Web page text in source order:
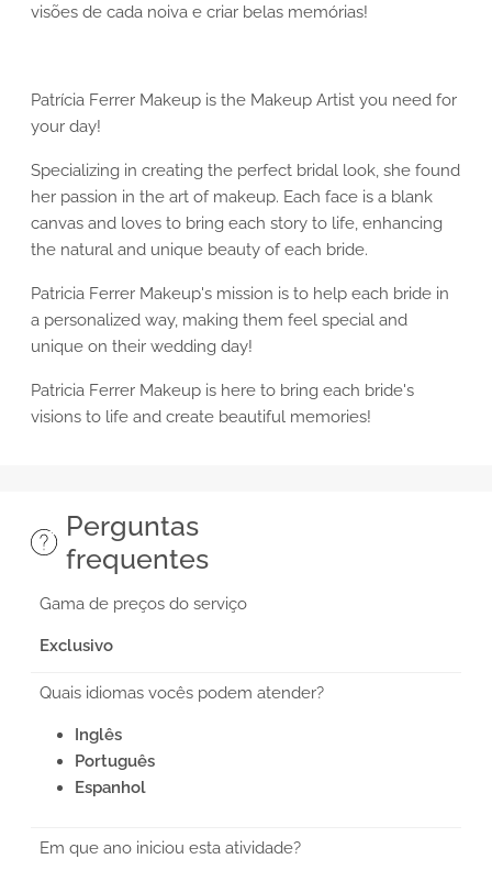
visões de cada noiva e criar belas memórias!
Patrícia Ferrer Makeup is the Makeup Artist you need for
your day!
Specializing in creating the perfect bridal look, she found
her passion in the art of makeup. Each face is a blank
canvas and loves to bring each story to life, enhancing
the natural and unique beauty of each bride.
Patricia Ferrer Makeup's mission is to help each bride in
a personalized way, making them feel special and
unique on their wedding day!
Patricia Ferrer Makeup is here to bring each bride's
visions to life and create beautiful memories!
Perguntas
frequentes
Gama de preços do serviço
Exclusivo
Quais idiomas vocês podem atender?
Inglês
Português
Espanhol
Em que ano iniciou esta atividade?